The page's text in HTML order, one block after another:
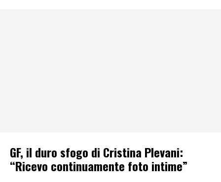
GF, il duro sfogo di Cristina Plevani:
“Ricevo continuamente foto intime”